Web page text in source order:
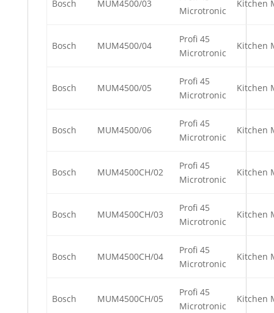
Bosch MUM4500/03
Microtronic
Kitchen
Bosch MUM4500/04
Profi 45
Microtronic
Kitchen
Bosch MUM4500/05
Profi 45
Microtronic
Kitchen
Bosch MUM4500/06
Profi 45
Microtronic
Kitchen
Bosch MUM4500CH/02
Profi 45
Microtronic
Kitchen
Bosch MUM4500CH/03
Profi 45
Microtronic
Kitchen
Bosch MUM4500CH/04
Profi 45
Microtronic
Kitchen
Bosch MUM4500CH/05
Profi 45
Microtronic
Kitchen